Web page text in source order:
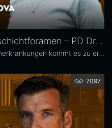
Makulaforamen & Makulaschichtforamen – PD Dr. Olga Furashova
7097